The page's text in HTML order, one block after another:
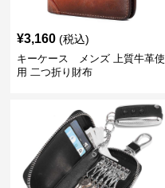
¥3,160 (税込)
キーケース メンズ 上質牛革使
用 二つ折り財布